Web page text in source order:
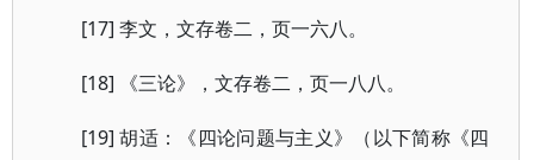
[17] 李文，文存卷二，页一六八。
[18] 《三论》，文存卷二，页一八八。
[19] 胡适：《四论问题与主义》（以下简称《四